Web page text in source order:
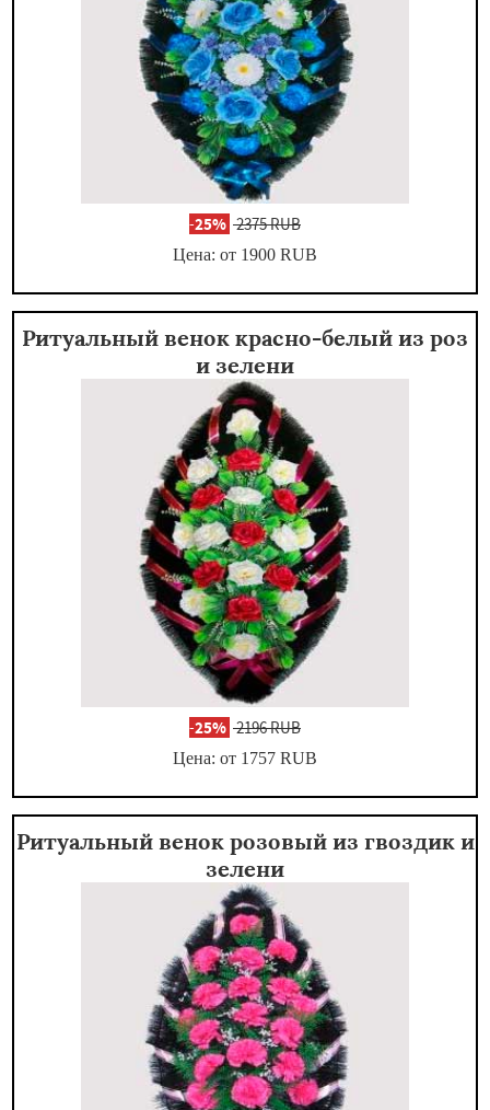
-25% 2375 RUB
Цена: от 1900 RUB
Ритуальный венок красно-белый из роз
и зелени
-25% 2196 RUB
Цена: от 1757 RUB
Ритуальный венок розовый из гвоздик и
зелени